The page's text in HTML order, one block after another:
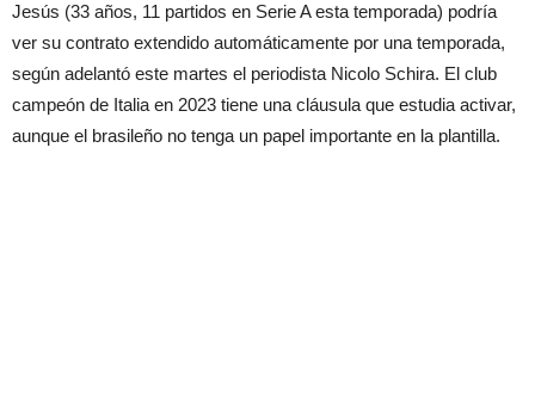
Jesús (33 años, 11 partidos en Serie A esta temporada) podría
ver su contrato extendido automáticamente por una temporada,
según adelantó este martes el periodista Nicolo Schira. El club
campeón de Italia en 2023 tiene una cláusula que estudia activar,
aunque el brasileño no tenga un papel importante en la plantilla.